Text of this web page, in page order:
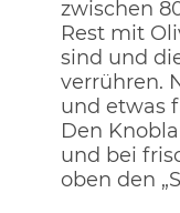
zwischen
Rest mit
sind und
verrühren.
und etwas
Den
und bei
oben den